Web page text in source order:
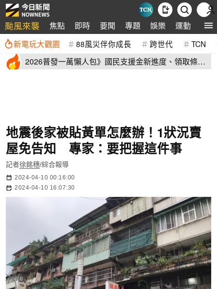
颱風來襲 焦點 即時 要聞 專題 娛樂 運動 全球
新電玩大觀園 88風災伴你成長 跨世代 TCN
2026普發一萬懶人包》國民支援金新進度、領取條
地震後家被貼黃單怎麼辦！1狀況賣
屋免告知 專家：要把握這件事
記者徐銘穗/綜合報導
2024-04-10 00:16:00
2024-04-10 16:07:30